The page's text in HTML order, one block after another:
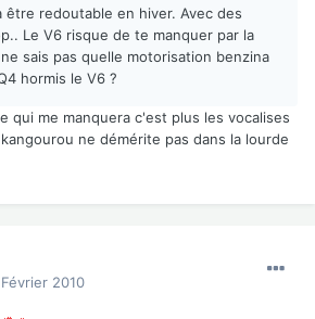
être redoutable en hiver. Avec des
Le V6 risque de te manquer par la
sais pas quelle motorisation benzina
hormis le V6 ?
qui me manquera c'est plus les vocalises
ne démérite pas dans la lourde
2010